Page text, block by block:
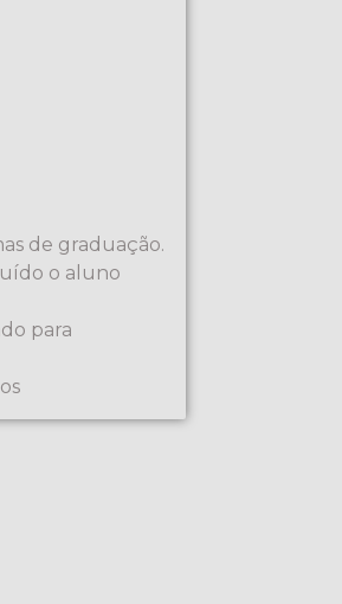
de graduação.
o aluno
para